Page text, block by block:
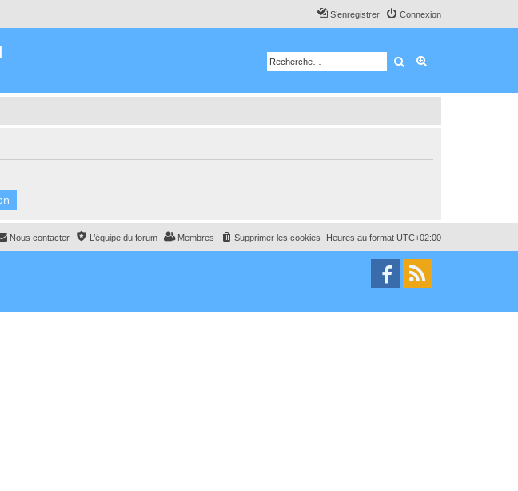
Connexion
S’enregistrer
Rechercher
Heures au format UTC+02:00
Supprimer les cookies
Membres
L’équipe du forum
Nous contacter